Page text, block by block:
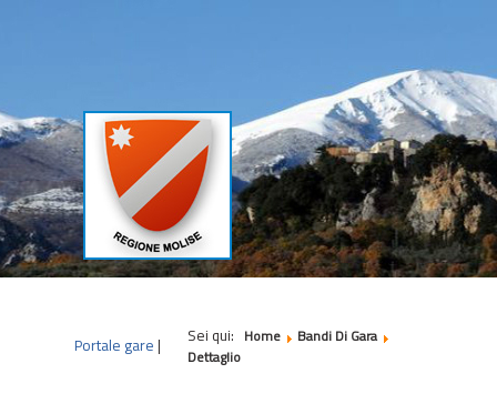
Portale gare | Sei qui: Home
Bandi Di Gara
Dettaglio